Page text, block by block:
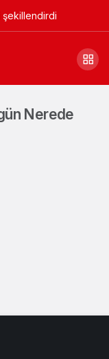
Nerede